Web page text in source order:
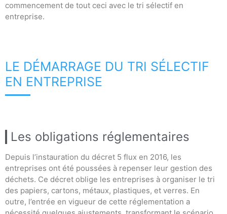
commencement de tout ceci avec le tri sélectif en
entreprise.
LE DÉMARRAGE DU TRI SÉLECTIF
EN ENTREPRISE
Les obligations réglementaires
Depuis l’instauration du décret 5 flux en 2016, les
entreprises ont été poussées à repenser leur gestion des
déchets. Ce décret oblige les entreprises à organiser le tri
des papiers, cartons, métaux, plastiques, et verres. En
outre, l’entrée en vigueur de cette réglementation a